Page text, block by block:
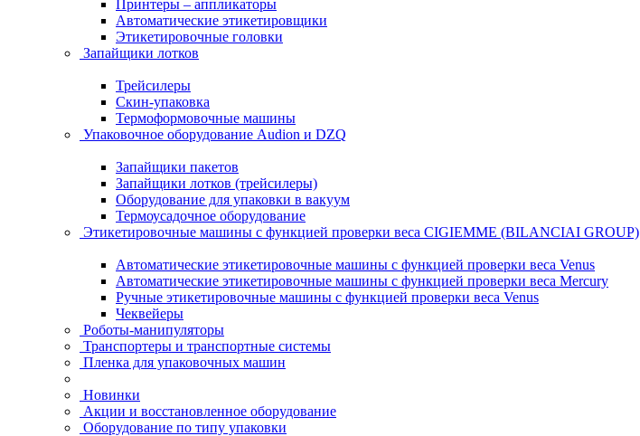
Принтеры – аппликаторы
Автоматические этикетировщики
Этикетировочные головки
Запайщики лотков
Трейсилеры
Скин-упаковка
Термоформовочные машины
Упаковочное оборудование Audion и DZQ
Запайщики пакетов
Запайщики лотков (трейсилеры)
Оборудование для упаковки в вакуум
Термоусадочное оборудование
Этикетировочные машины с функцией проверки веса CIGIEMME (BILANCIAI GROUP)
Автоматические этикетировочные машины с функцией проверки веса Venus
Автоматические этикетировочные машины с функцией проверки веса Mercury
Ручные этикетировочные машины с функцией проверки веса Venus
Чеквейеры
Роботы-манипуляторы
Транспортеры и транспортные системы
Пленка для упаковочных машин
Новинки
Акции и восстановленное оборудование
Оборудование по типу упаковки